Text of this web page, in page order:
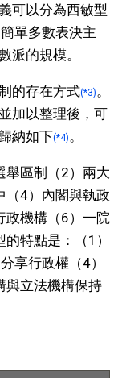
可以分為西敏型
單多數表決主
派的規模。
的存在方式(*3) 。
加以整理後，可
納如下(*4) 。
舉區制（2）兩大
（4）內閣與執政
政機構（6）一院
特點是：（1）
享行政權（4）
與立法機構保持